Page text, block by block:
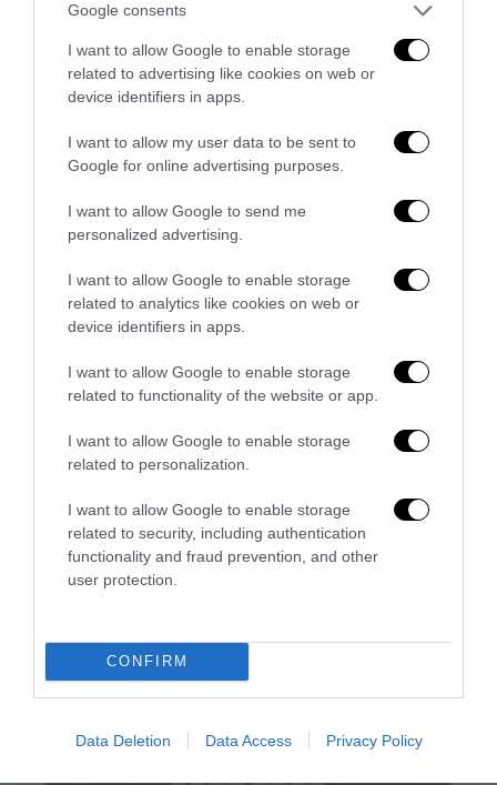
Google consents
I want to allow Google to enable storage
related to advertising like cookies on web or
device identifiers in apps.
I want to allow my user data to be sent to
Google for online advertising purposes.
I want to allow Google to send me
personalized advertising.
I want to allow Google to enable storage
related to analytics like cookies on web or
device identifiers in apps.
I want to allow Google to enable storage
related to functionality of the website or app.
I want to allow Google to enable storage
related to personalization.
I want to allow Google to enable storage
related to security, including authentication
functionality and fraud prevention, and other
user protection.
CONFIRM
Data Deletion Data Access Privacy Policy
l’antifascismo copia il fascismo
6 Agosto 2026